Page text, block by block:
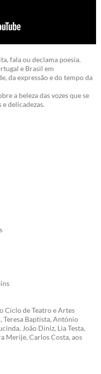
fala ou declama poesia.
e Brasil em
da expressão e do tempo da
a beleza das vozes que se
delicadezas.
Ciclo de Teatro e Artes
Teresa Baptista, António
João Diniz, Lia Testa,
Merije, Carlos Costa, aos